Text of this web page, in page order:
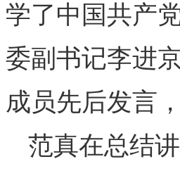
学了中国共产
委副书记李进
成员先后发言
范真在总结